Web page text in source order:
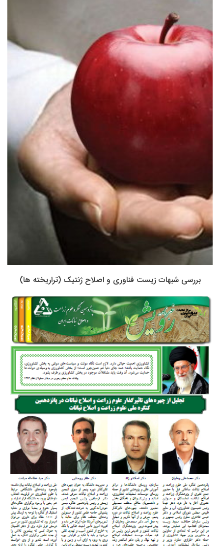
بررسی شبهات زیست فناوری و اصلاح ژنتیک (تراریخته ها)